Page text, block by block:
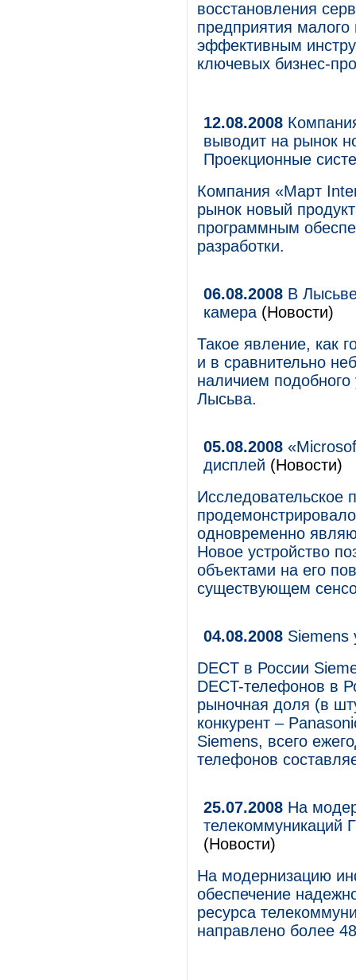
восстановления
предприятия малого
эффективным
ключевых бизнес-
12.08.2008
выводит на рынок
Проекционные
Компания «Март
рынок новый
программным
разработки.
06.08.2008 В
камера (Новости)
Такое явление, как
и в сравнительно
наличием подобного
Лысьва.
05.08.2008
дисплей (Новости)
Исследовательское
одновременно
Новое устройство
объектами на его
существующем
04.08.2008 Siemens
DECT в России
DECT-телефонов в
рыночная доля (в
конкурент –
Siemens, всего
телефонов
25.07.2008 На
телекоммуникаций
(Новости)
На модернизацию
обеспечение
ресурса
направлено более